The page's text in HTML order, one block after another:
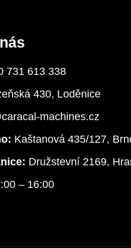
731 613 338
430, Loděnice
machines.cz
Kaštanová 435/127,
Družstevní 2169,
– 16:00